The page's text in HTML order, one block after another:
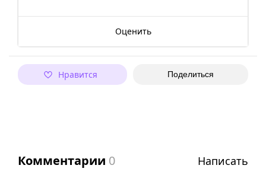
Оценить
Нравится Поделиться
Комментарии 0 Написать